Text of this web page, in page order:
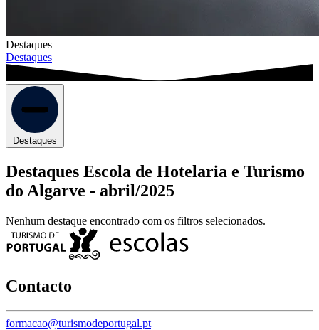
Destaques
Destaques
Destaques
Destaques Escola de Hotelaria e Turismo
do Algarve - abril/2025
Nenhum destaque encontrado com os filtros selecionados.
Contacto
formacao@turismodeportugal.pt